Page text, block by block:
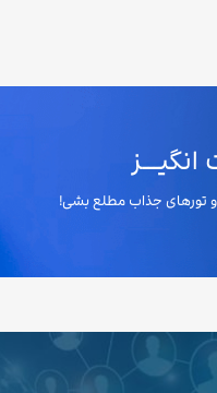
و تورهای جذاب مطلع بشی!